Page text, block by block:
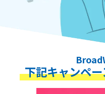
下記キャンペ